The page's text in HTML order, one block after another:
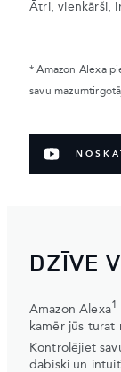
Ātri, vienkārši,
* Amazon Alexa
savu
DZĪVE
Amazon Alexa1
kamēr jūs turat
Kontrolējiet
dabiski un